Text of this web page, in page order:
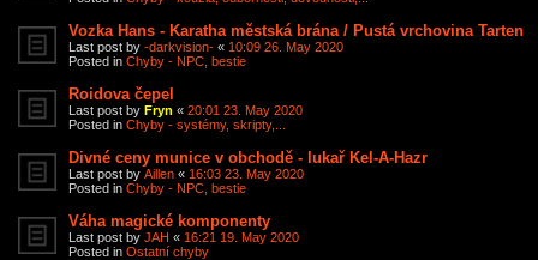
Vozka Hans - Karatha městská brána / Pustá vrchovina Tarten
Last post by -darkvision- « 10:09 26. May 2020
Posted in Chyby - NPC, bestie
Roidova čepel
Last post by Fryn « 20:01 23. May 2020
Posted in Chyby - systémy, skripty,...
Divné ceny munice v obchodě - lukař Kel-A-Hazr
Last post by Aillen « 16:03 23. May 2020
Posted in Chyby - NPC, bestie
Váha magické komponenty
Last post by JAH « 16:21 19. May 2020
Posted in Ostatní chyby